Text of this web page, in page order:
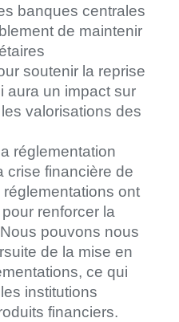
banques centrales
de maintenir
soutenir la reprise
aura un impact sur
les valorisations des
réglementation
crise financière de
ont
renforcer la
pouvons nous
de la mise en
ce qui
institutions
financiers.